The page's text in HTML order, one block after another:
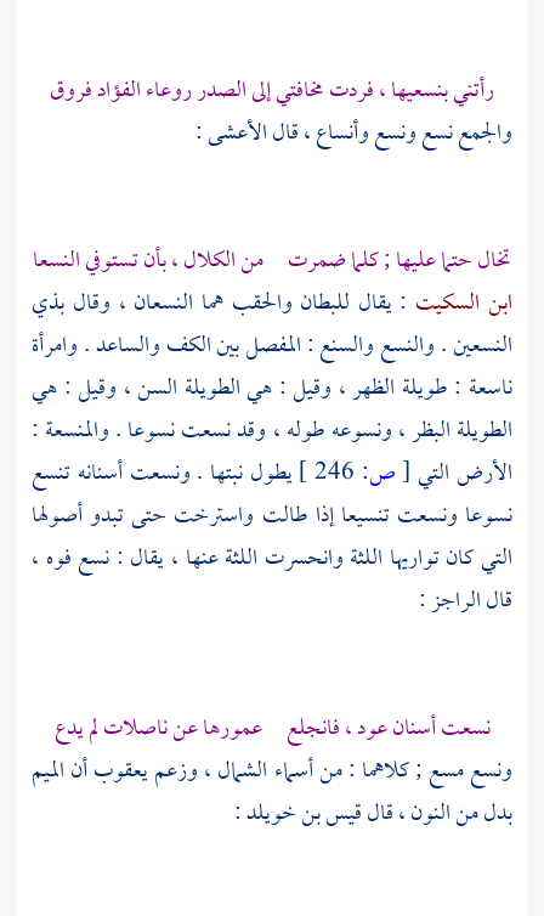
رأتني بنسعيها ، فردت مخافتي إلى الصدر روعاء الفؤاد فروق
والجمع نسع ونسع وأنساع ، قالالأعشى:
تخال حتما عليها ; كلما ضمرت من الكلال ، بأن تستوفي النسعا
ابن السكيت : يقال للبطان والحقب هما النسعان ، وقال بذي
النسعين . والنسع والسنع : المفصل بين الكف والساعد . وامرأة
ناسعة : طويلة الظهر ، وقيل : هي الطويلة السن ، وقيل : هي
الطويلة البظر ، ونسوعه طوله ، وقد نسعت نسوعا . والمنسعة :
الأرض التي[ص:
يطول نبتها . ونسعت أسنانه تنسع
نسوعا ونسعت تنسيعا إذا طالت واسترخت حتى تبدو أصولها
التي كان تواريها اللثة وانحسرت اللثة عنها ، يقال : نسع فوه ،
قال الراجز :
نسعت أسنان عود ، فانجلع عمورها عن ناصلات لم يدع
ونسع مسع ; كلاهما : من أسماء الشمال ، وزعميعقوبأن الميم
بدل من النون ، قالقيس بن خويلد: